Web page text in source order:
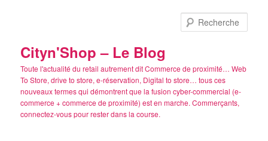
Cityn'Shop – Le Blog
Toute l'actualité du retail autrement dit Commerce de proximité… Web
To Store, drive to store, e-réservation, Digital to store… tous ces
nouveaux termes qui démontrent que la fusion cyber-commercial (e-
commerce + commerce de proximité) est en marche. Commerçants,
connectez-vous pour rester dans la course.